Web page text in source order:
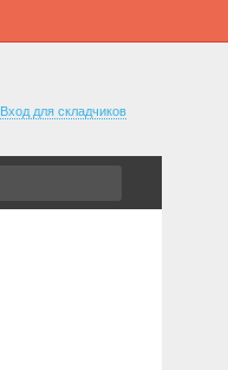
Вход для складчиков